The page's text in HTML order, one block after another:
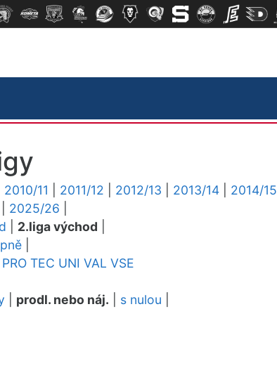
2010/11 2011/12 2012/13 2013/14 2014/15
2025/26
2.liga východ
PRO TEC UNI VAL VSE
prodl. nebo náj. s nulou